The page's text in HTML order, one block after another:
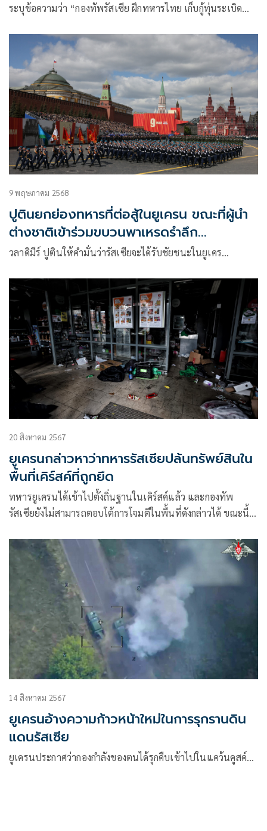
ระบุข้อความว่า “กองทัพรัสเซีย ฝึกทหารไทย เก็บกู้ทุ่นระเบิด
9 พฤษภาคม 2568
ปูตินยกย่องทหารที่ต่อสู้ในยูเครน ขณะที่ผู้นำ
ต่างชาติเข้าร่วมขบวนพาเหรดรำลึก
สงครามโลก
วลาดิมีร์ ปูตินให้คำมั่นว่ารัสเซียจะได้รับชัยชนะในยูเคร…
20 สิงหาคม 2567
ยูเครนกล่าวหาว่าทหารรัสเซียปล้นทรัพย์สินใน
พื้นที่เคิร์สค์ที่ถูกยึด
ทหารยูเครนได้เข้าไปตั้งถิ่นฐานในเคิร์สค์แล้ว และกองทัพ
รัสเซียยังไม่สามารถตอบโต้การโจมตีในพื้นที่ดังกล่าวได้ ขณะนี้มี
14 สิงหาคม 2567
ยูเครนอ้างความก้าวหน้าใหม่ในการรุกรานดิน
แดนรัสเซีย
ยูเครนประกาศว่ากองกำลังของตนได้รุกคืบเข้าไปในแคว้นคูสค์…